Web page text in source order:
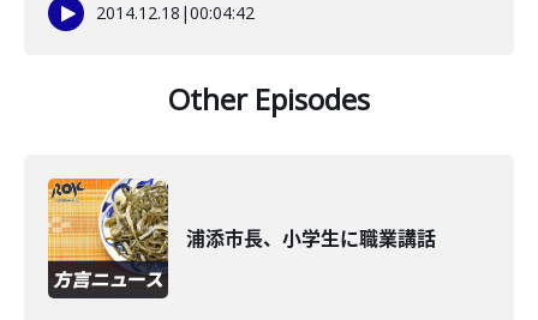
2014.12.18 |00:04:42
Other Episodes
浦添市長、小学生に職業講話